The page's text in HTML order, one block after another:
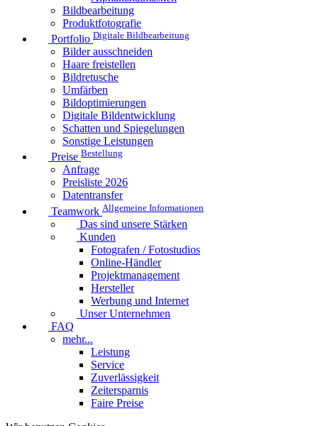
Bildbearbeitung
Produktfotografie
Portfolio Digitale Bildbearbeitung
Bilder ausschneiden
Haare freistellen
Bildretusche
Umfärben
Bildoptimierungen
Digitale Bildentwicklung
Schatten und Spiegelungen
Sonstige Leistungen
Preise Bestellung
Anfrage
Preisliste 2026
Datentransfer
Teamwork Allgemeine Informationen
Das sind unsere Stärken
Kunden
Fotografen / Fotostudios
Online-Händler
Projektmanagement
Hersteller
Werbung und Internet
Unser Unternehmen
FAQ
mehr...
Leistung
Service
Zuverlässigkeit
Zeitersparnis
Faire Preise